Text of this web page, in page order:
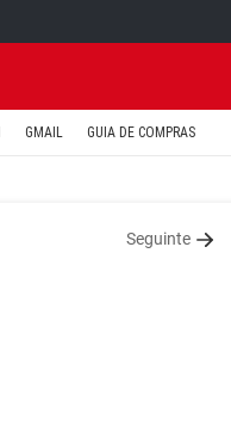
GMAIL GUIA DE COMPRAS
Seguinte